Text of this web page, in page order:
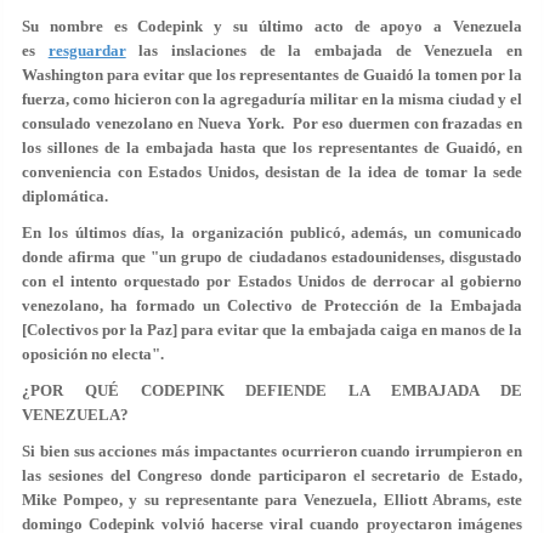
Su nombre es Codepink y su último acto de apoyo a Venezuela
es resguardarlas inslaciones de la embajada de Venezuela en
Washington para evitar que los representantes de Guaidó la tomen por la
fuerza, como hicieron con la agregaduría militar en la misma ciudad y el
consulado venezolano en Nueva York. Por eso duermen con frazadas en
los sillones de la embajada hasta que los representantes de Guaidó, en
conveniencia con Estados Unidos, desistan de la idea de tomar la sede
diplomática.
En los últimos días, la organización publicó, además, un comunicado
donde afirma que "un grupo de ciudadanos estadounidenses, disgustado
con el intento orquestado por Estados Unidos de derrocar al gobierno
venezolano, ha formado un Colectivo de Protección de la Embajada
[Colectivos por la Paz] para evitar que la embajada caiga en manos de la
oposición no electa".
¿POR QUÉ CODEPINK DEFIENDE LA EMBAJADA DE
VENEZUELA?
Si bien sus acciones más impactantes ocurrieron cuando irrumpieron en
las sesiones del Congreso donde participaron el secretario de Estado,
Mike Pompeo, y su representante para Venezuela, Elliott Abrams, este
domingo Codepink volvió hacerse viral cuando proyectaron imágenes